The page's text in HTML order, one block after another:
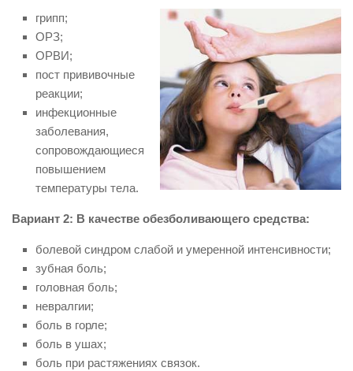
грипп;
ОРЗ;
ОРВИ;
пост прививочные
реакции;
инфекционные
заболевания,
сопровождающиеся
повышением
температуры тела.
Вариант 2: В качестве обезболивающего средства:
болевой синдром слабой и умеренной интенсивности;
зубная боль;
головная боль;
невралгии;
боль в горле;
боль в ушах;
боль при растяжениях связок.